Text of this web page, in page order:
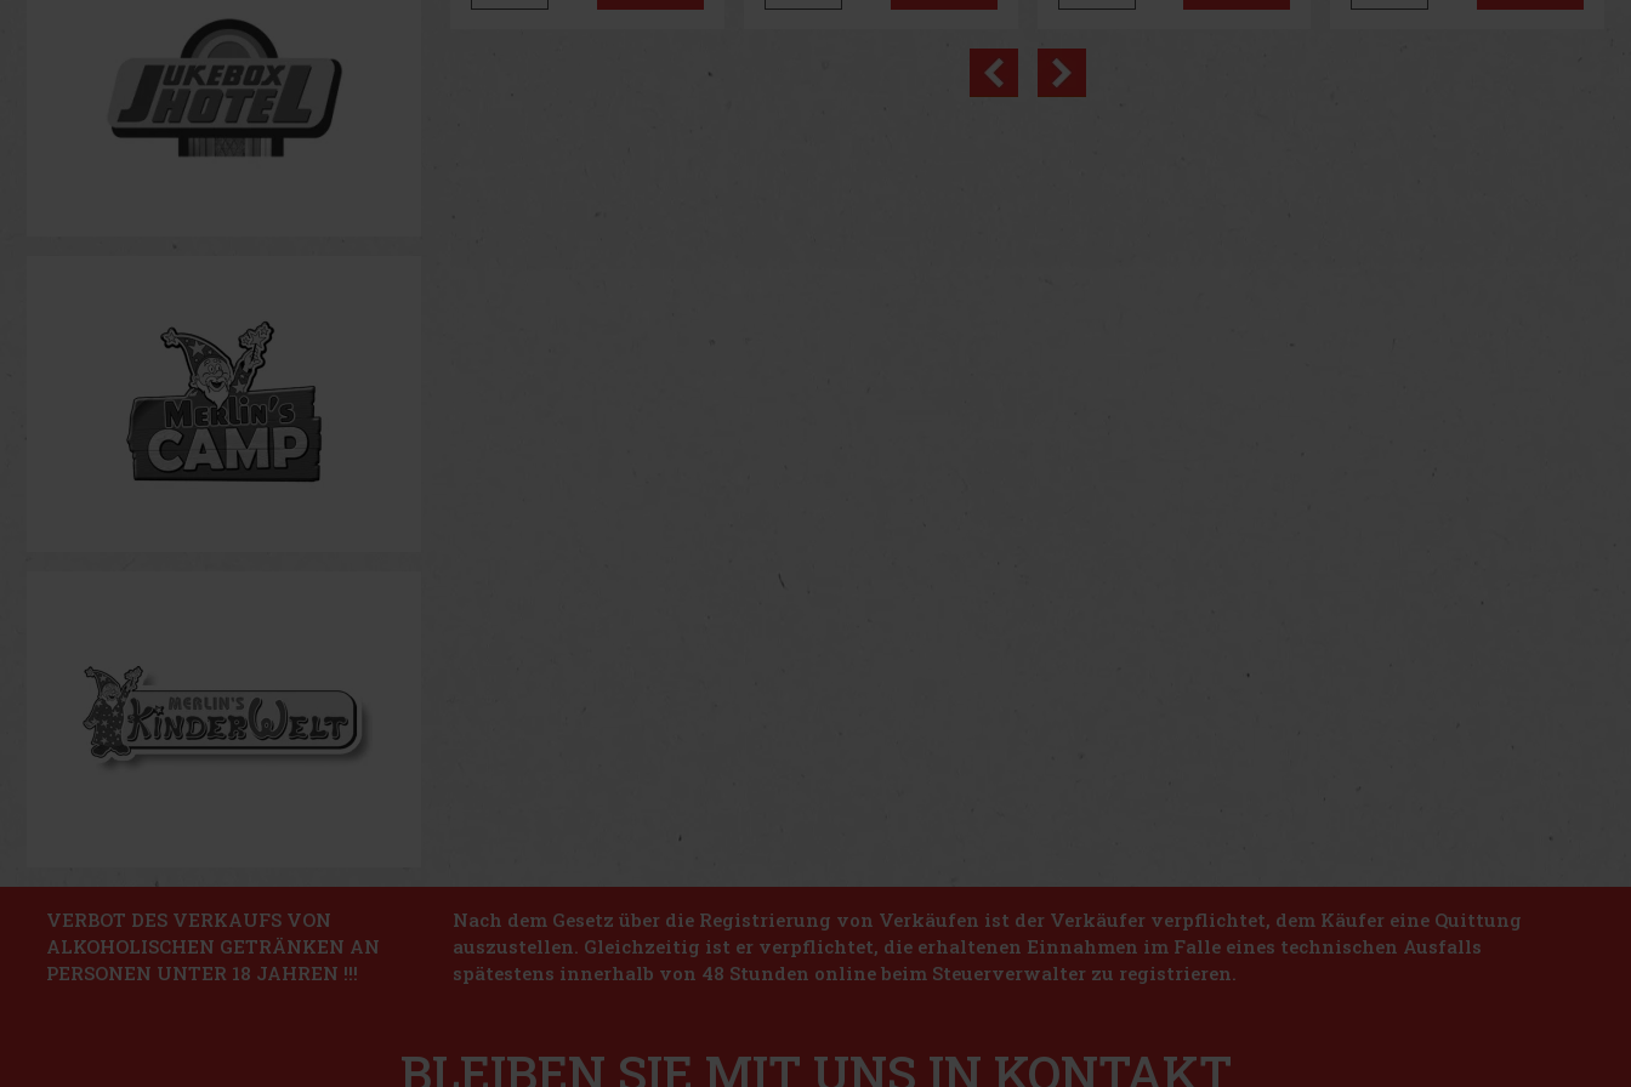
Weizenalkohol, eine achtfache und seinem geringen einzigartigen Geschmack und alle Liebhaber von
Previous
VERBOT DES VERKAUFS VON
ALKOHOLISCHEN GETRÄNKEN AN
PERSONEN UNTER 18 JAHREN !!!
Nach dem Gesetz über die Registrierung von Verkäufen ist der Verkäufer verpflichtet, dem Käufer eine Quittung
auszustellen. Gleichzeitig ist er verpflichtet, die erhaltenen Einnahmen im Falle eines technischen Ausfalls
spätestens innerhalb von 48 Stunden online beim Steuerverwalter zu registrieren.
BLEIBEN SIE MIT UNS IN KONTAKT